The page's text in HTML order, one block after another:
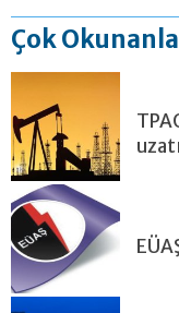
Çok